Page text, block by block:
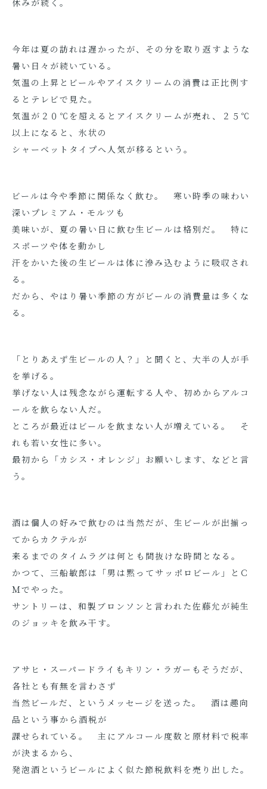
休みが続く。
今年は夏の訪れは遅かったが、その分を取り返すような
暑い日々が続いている。
気温の上昇とビールやアイスクリームの消費は正比例す
るとテレビで見た。
気温が２０℃を超えるとアイスクリームが売れ、２５℃
以上になると、氷状の
シャーベットタイプへ人気が移るという。
ビールは今や季節に関係なく飲む。 寒い時季の味わい
深いプレミアム・モルツも
美味いが、夏の暑い日に飲む生ビールは格別だ。 特に
スポーツや体を動かし
汗をかいた後の生ビールは体に滲み込むように吸収され
る。
だから、やはり暑い季節の方がビールの消費量は多くな
る。
「とりあえず生ビールの人？」と聞くと、大半の人が手
を挙げる。
挙げない人は残念ながら運転する人や、初めからアルコ
ールを飲らない人だ。
ところが最近はビールを飲まない人が増えている。 そ
れも若い女性に多い。
最初から「カシス・オレンジ」お願いします、などと言
う。
酒は個人の好みで飲むのは当然だが、生ビールが出揃っ
てからカクテルが
来るまでのタイムラグは何とも間抜けな時間となる。
かつて、三船敏郎は「男は黙ってサッポロビール」とＣ
Ｍでやった。
サントリーは、和製ブロンソンと言われた佐藤允が純生
のジョッキを飲み干す。
アサヒ・スーパードライもキリン・ラガーもそうだが、
各社とも有無を言わさず
当然ビールだ、というメッセージを送った。 酒は趣向
品という事から酒税が
課せられている。 主にアルコール度数と原材料で税率
が決まるから、
発泡酒というビールによく似た節税飲料を売り出した。